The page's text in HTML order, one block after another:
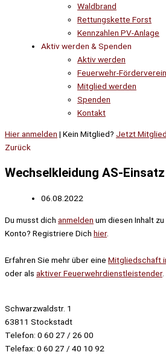
Waldbrand
Rettungskette Forst
Kennzahlen PV-Anlage
Aktiv werden & Spenden
Aktiv werden
Feuerwehr-Förderverein
Mitglied werden
Spenden
Kontakt
Hier anmelden | Kein Mitglied? Jetzt
Zurück
Wechselkleidung AS-Einsatz
06.08.2022
Du musst dich anmelden um diesen Inhalt
Konto? Registriere Dich hier.
Erfahren Sie mehr über eine Mitgliedschaft
oder als aktiver Feuerwehrdienstleistender.
Schwarzwaldstr. 1
63811 Stockstadt
Telefon: 0 60 27 / 26 00
Telefax: 0 60 27 / 40 10 92